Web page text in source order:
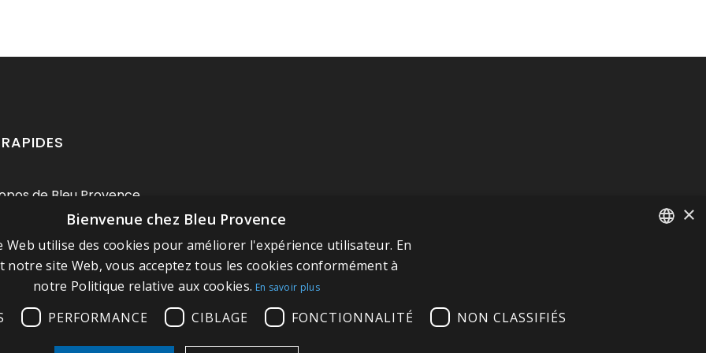
de Bleu Provence
légales
de vente
contacter
notre Showroom
site
×
Bienvenue chez Bleu Provence
Web utilise des cookies pour améliorer l'expérience utilisateur. En
notre site Web, vous acceptez tous les cookies conformément à
notre Politique relative aux cookies. En savoir plus
PERFORMANCE CIBLAGE FONCTIONNALITÉ NON CLASSIFIÉS